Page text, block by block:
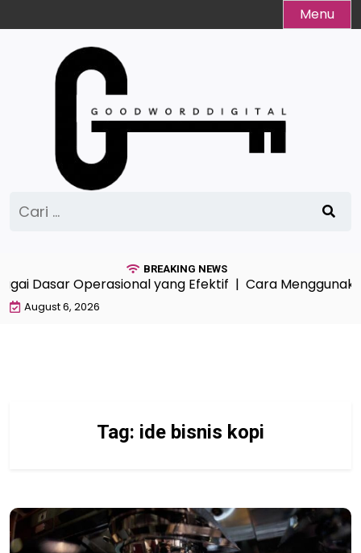
to
Menu
untuk:
BREAKING NEWS
Dasar Operasional yang Efektif | Cara
August 6, 2026
Tag: ide bisnis kopi